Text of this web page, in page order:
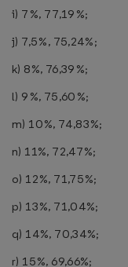
i) 7%, 77,19%;
j) 7,5%, 75,24%;
k) 8%, 76,39%;
l) 9%, 75,60%;
m) 10%, 74,83%;
n) 11%, 72,47%;
o) 12%, 71,75%;
p) 13%, 71,04%;
q) 14%, 70,34%;
r) 15%, 69,66%;